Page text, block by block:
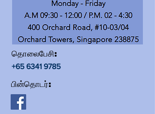
தொலைபேசி:
+65 6341 9785
பின்தொடர்: